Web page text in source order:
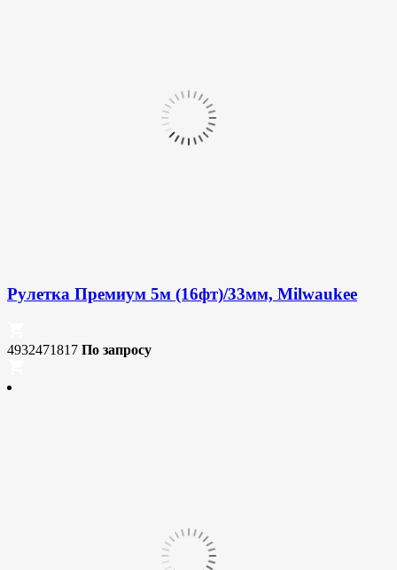
Рулетка Премиум 5м (16фт)/33мм, Milwaukee
4932471817 По запросу